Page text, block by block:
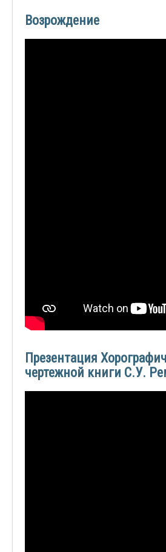
Возрождение
Презентация
чертежной книги С.У.